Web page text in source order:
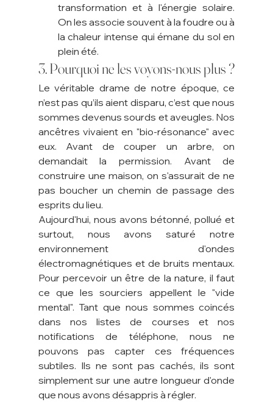
transformation et à l'énergie solaire.
On les associe souvent à la foudre ou à
la chaleur intense qui émane du sol en
plein été.
3. Pourquoi ne les voyons-nous plus ?
Le véritable drame de notre époque, ce
n’est pas qu’ils aient disparu, c’est que nous
sommes devenus sourds et aveugles. Nos
ancêtres vivaient en "bio-résonance" avec
eux. Avant de couper un arbre, on
demandait la permission. Avant de
construire une maison, on s'assurait de ne
pas boucher un chemin de passage des
esprits du lieu.
Aujourd'hui, nous avons bétonné, pollué et
surtout, nous avons saturé notre
environnement d'ondes
électromagnétiques et de bruits mentaux.
Pour percevoir un être de la nature, il faut
ce que les sourciers appellent le "vide
mental". Tant que nous sommes coincés
dans nos listes de courses et nos
notifications de téléphone, nous ne
pouvons pas capter ces fréquences
subtiles. Ils ne sont pas cachés, ils sont
simplement sur une autre longueur d'onde
que nous avons désappris à régler.